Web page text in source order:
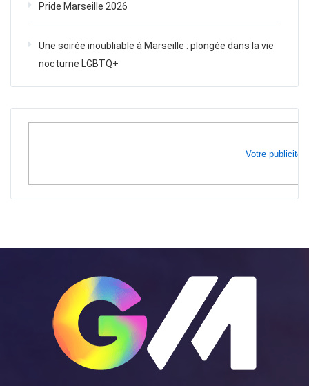
Pride Marseille 2026
Une soirée inoubliable à Marseille : plongée dans la vie
nocturne LGBTQ+
Votre publicité